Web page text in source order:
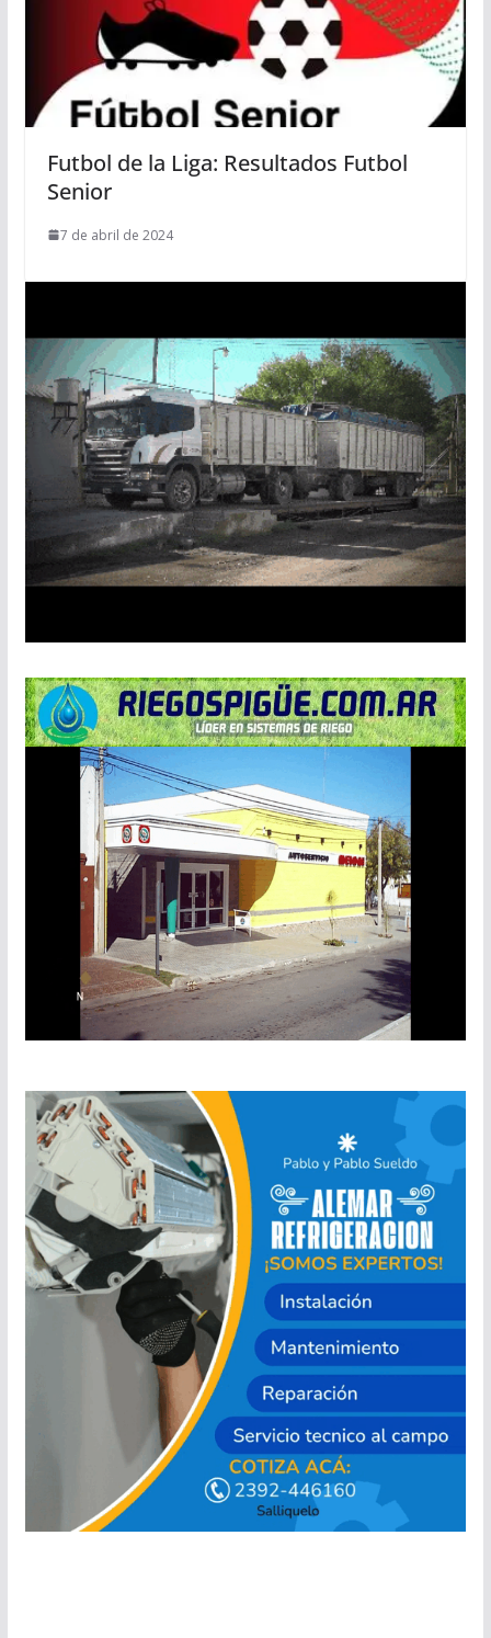
Futbol de la Liga: Resultados Futbol
Senior
7 de abril de 2024